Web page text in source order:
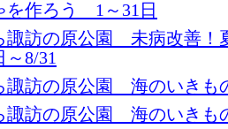
を作ろう 1～31日
諏訪の原公園 未病改善！
8/31
諏訪の原公園 海のいきも
諏訪の原公園 海のいきも